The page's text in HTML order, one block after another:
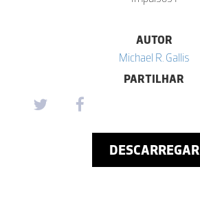
AUTOR
Michael R. Gallis
PARTILHAR
DESCARREGAR